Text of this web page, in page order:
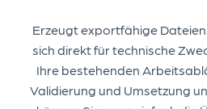
Erzeugt exportfähige Dateien
sich direkt für technische
Ihre bestehenden
Validierung und Umsetzung